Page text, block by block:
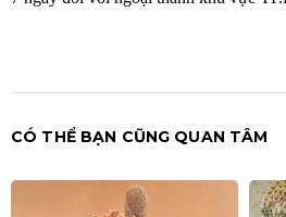
CÓ THỂ BẠN CŨNG QUAN TÂM